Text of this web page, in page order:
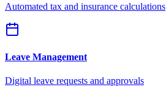
Automated tax and insurance calculations
Leave Management
Digital leave requests and approvals